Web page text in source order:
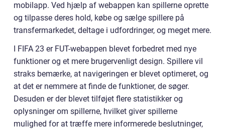
mobilapp. Ved hjælp af webappen kan spillerne oprette
og tilpasse deres hold, købe og sælge spillere på
transfermarkedet, deltage i udfordringer, og meget mere.
I FIFA 23 er FUT-webappen blevet forbedret med nye
funktioner og et mere brugervenligt design. Spillere vil
straks bemærke, at navigeringen er blevet optimeret, og
at det er nemmere at finde de funktioner, de søger.
Desuden er der blevet tilføjet flere statistikker og
oplysninger om spillerne, hvilket giver spillerne
mulighed for at træffe mere informerede beslutninger,